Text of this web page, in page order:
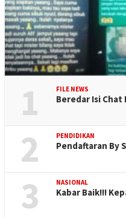
1 FILE NEWS
Beredar Isi
2 PENDIDIKAN
Pendaftaran By
3 NASIONAL
Kabar Baik!!!